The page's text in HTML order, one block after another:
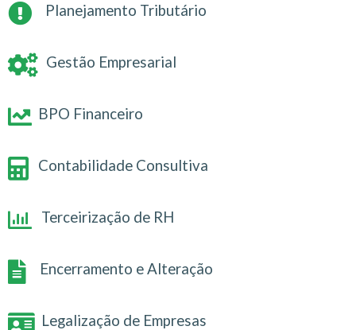
Planejamento Tributário
Gestão Empresarial
BPO Financeiro
Contabilidade Consultiva
Terceirização de RH
Encerramento e Alteração
Legalização de Empresas